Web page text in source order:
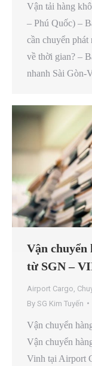
Vận tải hàng
– Phú Quốc) –
cần chuyển
về thời gian? –
nhanh Sài
Vận chuyển
từ SGN –
Airport Cargo
By SG Kim Tuyến
Vận chuyển
Vận chuyển
Vinh tại Airport